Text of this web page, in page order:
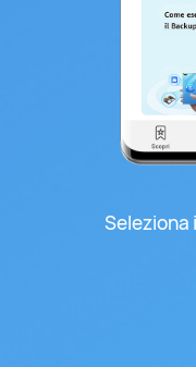
Seleziona